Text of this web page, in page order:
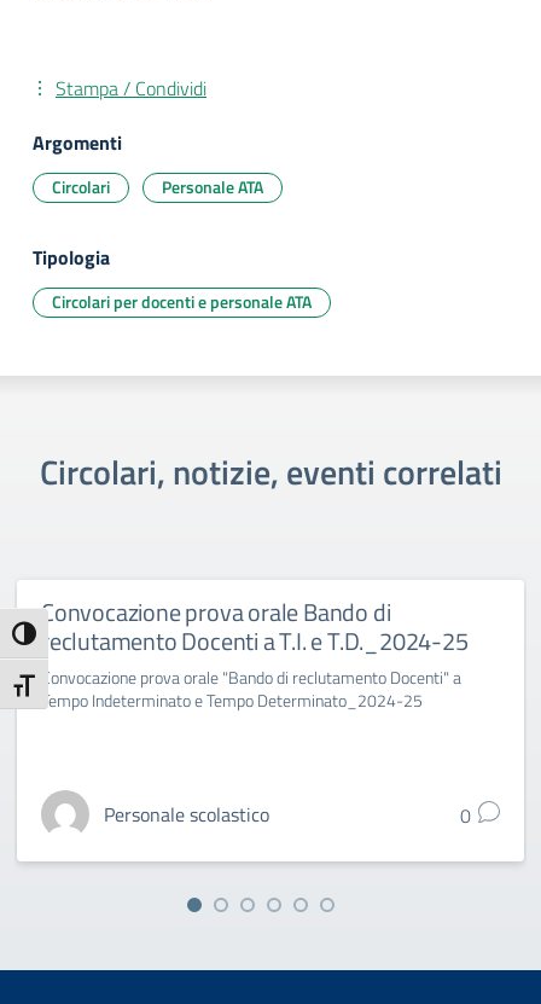
Attiva/disattiva alto contrasto
Attiva/disattiva dimensione testo
Stampa / Condividi
Argomenti
Circolari Personale ATA
Tipologia
Circolari per docenti e personale ATA
Circolari, notizie, eventi correlati
Convocazione prova orale Bando di
reclutamento Docenti a T.I. e T.D._2024-25
Convocazione prova orale "Bando di reclutamento Docenti" a
Tempo Indeterminato e Tempo Determinato_2024-25
Personale scolastico 0